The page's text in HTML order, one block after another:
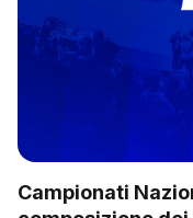
Campionati